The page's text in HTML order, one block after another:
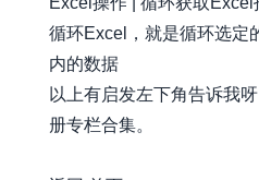
循环Excel，就是循环选定
内的数据
以上有启发左下角告诉我
册专栏合集。